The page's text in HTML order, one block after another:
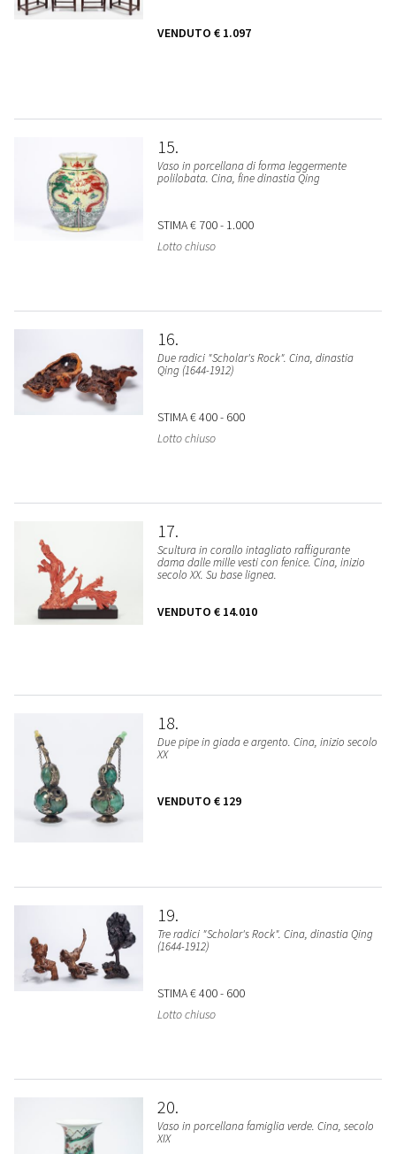
VENDUTO € 1.097
15
Vaso in porcellana di forma leggermente
polilobata. Cina, fine dinastia Qing
STIMA€ 700 - 1.000
Lotto chiuso
16
Due radici "Scholar's Rock". Cina, dinastia
Qing (1644-1912)
STIMA€ 400 - 600
Lotto chiuso
17
Scultura in corallo intagliato raffigurante
dama dalle mille vesti con fenice. Cina, inizio
secolo XX. Su base lignea.
VENDUTO € 14.010
18
Due pipe in giada e argento. Cina, inizio secolo
XX
VENDUTO € 129
19
Tre radici "Scholar's Rock". Cina, dinastia Qing
(1644-1912)
STIMA€ 400 - 600
Lotto chiuso
20
Vaso in porcellana famiglia verde. Cina, secolo
XIX